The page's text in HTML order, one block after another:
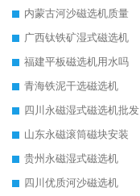
内蒙古河沙磁选机质量
广西钛铁矿湿式磁选机
福建平板磁选机用水吗
青海铁泥干选磁选机
四川永磁湿式磁选机批发
山东永磁滚筒磁块安装
贵州永磁湿式磁选机
四川优质河沙磁选机